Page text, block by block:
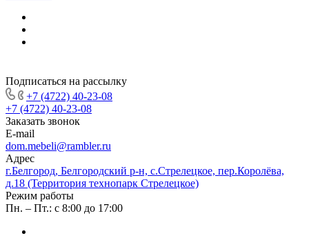
Подписаться на рассылку
+7 (4722) 40-23-08
+7 (4722) 40-23-08
Заказать звонок
E-mail
dom.mebeli@rambler.ru
Адрес
г.Белгород, Белгородский р-н, с.Стрелецкое, пер.Королёва,
д.18 (Территория технопарк Стрелецкое)
Режим работы
Пн. – Пт.: с 8:00 до 17:00